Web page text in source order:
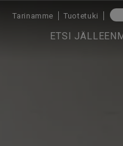
Tarinamme Tuotetuki
ETSI